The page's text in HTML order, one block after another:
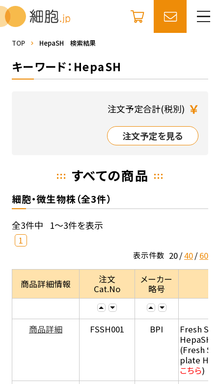
TOP HepaSH 検索結果
キーワード：HepaSH
注文予定合計(税別) ￥
注文予定を見る
すべての商品
細胞・微生物株（全3件）
全3件中 1～3件を表示
1
表示件数 20 40 60
商品詳細情報
注文
Cat.No
メーカー
略号
商品詳細 FSSH001 BPI
Fresh
HepaSH®
(Fresh
plate
こちら)